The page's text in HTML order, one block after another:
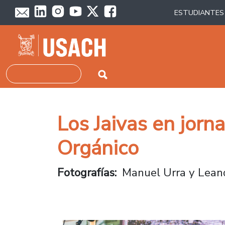
Pasar al contenido principal
ESTUDIANTES
Los Jaivas en
Orgánico
Fotografías Manuel Urra y